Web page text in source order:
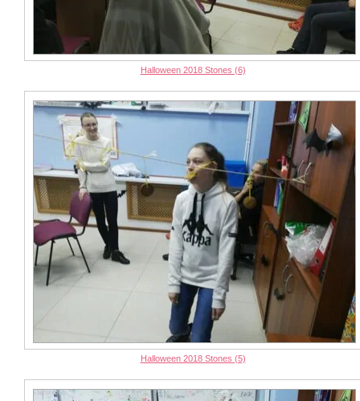
Halloween 2018 Stones (6)
Halloween 2018 Stones (5)